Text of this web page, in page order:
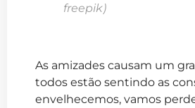
freepik)
As amizades causam um
todos estão sentindo as
envelhecemos, vamos